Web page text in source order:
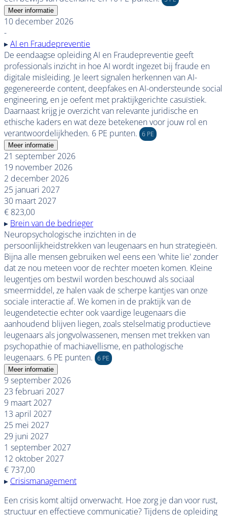
Meer informatie
10 december 2026
-
▸AI en Fraudepreventie
De eendaagse opleiding AI en Fraudepreventie geeft
professionals inzicht in hoe AI wordt ingezet bij fraude en
digitale misleiding. Je leert signalen herkennen van AI-
gegenereerde content, deepfakes en AI-ondersteunde social
engineering, en je oefent met praktijkgerichte casuïstiek.
Daarnaast krijg je overzicht van relevante juridische en
ethische kaders en wat deze betekenen voor jouw rol en
verantwoordelijkheden. 6 PE punten. 6 PE
Meer informatie
21 september 2026
19 november 2026
2 december 2026
25 januari 2027
30 maart 2027
€ 823,00
▸ Brein van de bedrieger
Neuropsychologische inzichten in de
persoonlijkheidstrekken van leugenaars en hun strategieën.
Bijna alle mensen gebruiken wel eens een 'white lie' zonder
dat ze nou meteen voor de rechter moeten komen. Kleine
leugentjes om bestwil worden beschouwd als sociaal
smeermiddel, ze halen vaak de scherpe kantjes van onze
sociale interactie af. We komen in de praktijk van de
leugendetectie echter ook vaardige leugenaars die
aanhoudend blijven liegen, zoals stelselmatig productieve
leugenaars als jongvolwassenen, mensen met trekken van
psychopathie of machiavellisme, en pathologische
leugenaars. 6 PE punten. 6 PE
Meer informatie
9 september 2026
23 februari 2027
9 maart 2027
13 april 2027
25 mei 2027
29 juni 2027
1 september 2027
12 oktober 2027
€ 737,00
▸ Crisismanagement
Een crisis komt altijd onverwacht. Hoe zorg je dan voor rust,
structuur en effectieve communicatie? Tijdens de opleiding